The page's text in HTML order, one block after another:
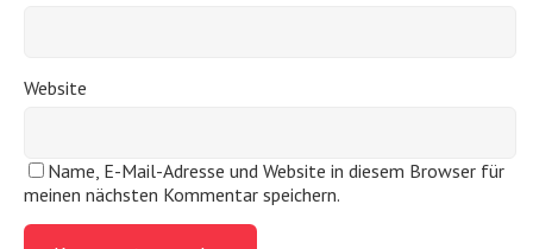
Website
Name, E-Mail-Adresse und Website in diesem Browser für
meinen nächsten Kommentar speichern.